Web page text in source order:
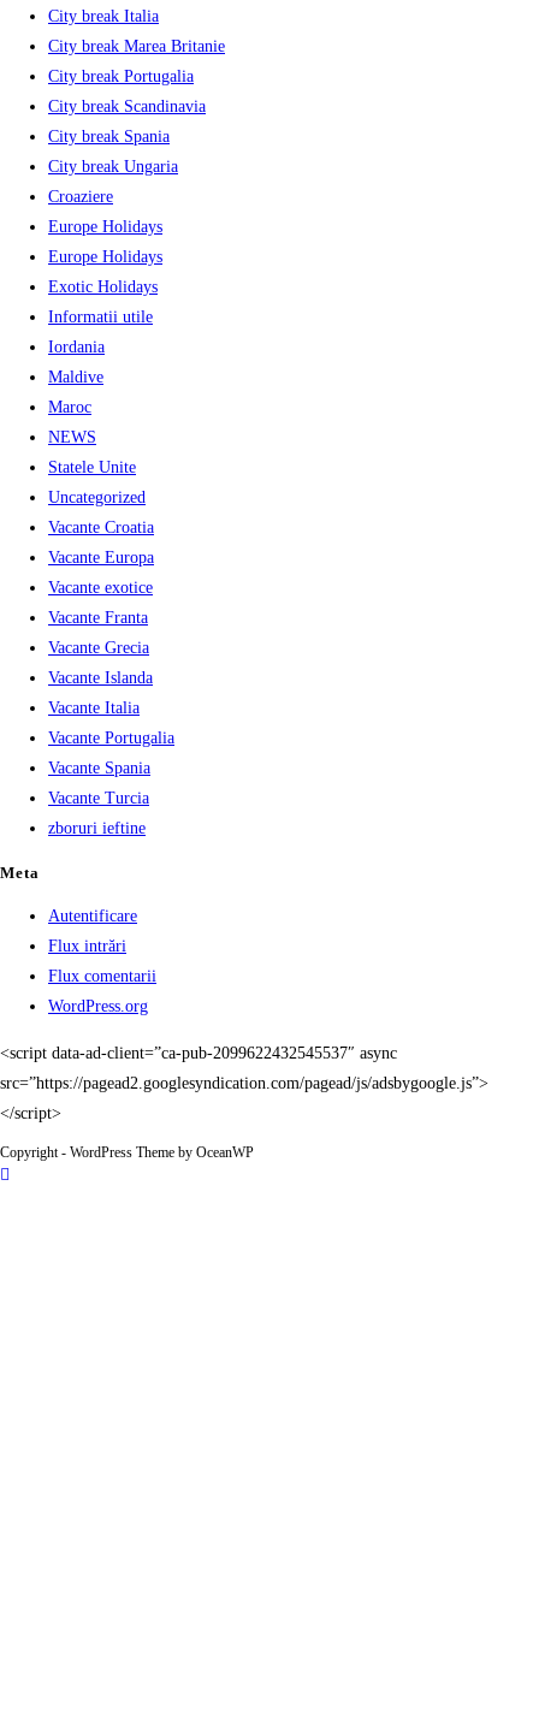
City break Italia
City break Marea Britanie
City break Portugalia
City break Scandinavia
City break Spania
City break Ungaria
Croaziere
Europe Holidays
Europe Holidays
Exotic Holidays
Informatii utile
Iordania
Maldive
Maroc
NEWS
Statele Unite
Uncategorized
Vacante Croatia
Vacante Europa
Vacante exotice
Vacante Franta
Vacante Grecia
Vacante Islanda
Vacante Italia
Vacante Portugalia
Vacante Spania
Vacante Turcia
zboruri ieftine
Meta
Autentificare
Flux intrări
Flux comentarii
WordPress.org
<script data-ad-client=”ca-pub-2099622432545537″ async
src=”https://pagead2.googlesyndication.com/pagead/js/adsbygoogle.js”>
</script>
Copyright - WordPress Theme by OceanWP